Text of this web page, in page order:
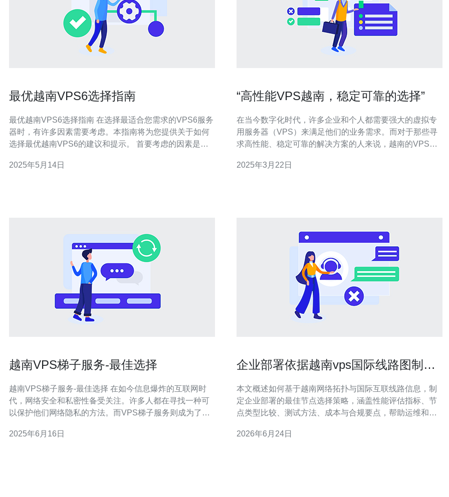
最优越南VPS6选择指南
最优越南VPS6选择指南 在选择最适合您需求的VPS6服务
器时，有许多因素需要考虑。本指南将为您提供关于如何
选择最优越南VPS6的建议和提示。 首要考虑的因素是服
力、内存和存储空间，以确保您的网站或应用程序能够顺
2025年5月14日
“高性能VPS越南，稳定可靠的选择”
在当今数字化时代，许多企业和个人都需要强大的虚拟专
用服务器（VPS）来满足他们的业务需求。而对于那些寻
求高性能、稳定可靠的解决方案的人来说，越南的VPS可
性能的服务器。他们使用先进的硬件设备和最新的技术来
2025年3月22日
越南VPS梯子服务-最佳选择
越南VPS梯子服务-最佳选择 在如今信息爆炸的互联网时
代，网络安全和私密性备受关注。许多人都在寻找一种可
以保护他们网络隐私的方法。而VPS梯子服务则成为了越
器（VPS）来建立的加密网络连接，用于访问被限制或审
2025年6月16日
企业部署依据越南vps国际线路图制定
本文概述如何基于越南网络拓扑与国际互联线路信息，制
定企业部署的最佳节点选择策略，涵盖性能评估指标、节
点类型比较、测试方法、成本与合规要点，帮助运维和架
益。 为什么要参考越南vps国际线路图来做节点选择？ 参
2026年6月24日